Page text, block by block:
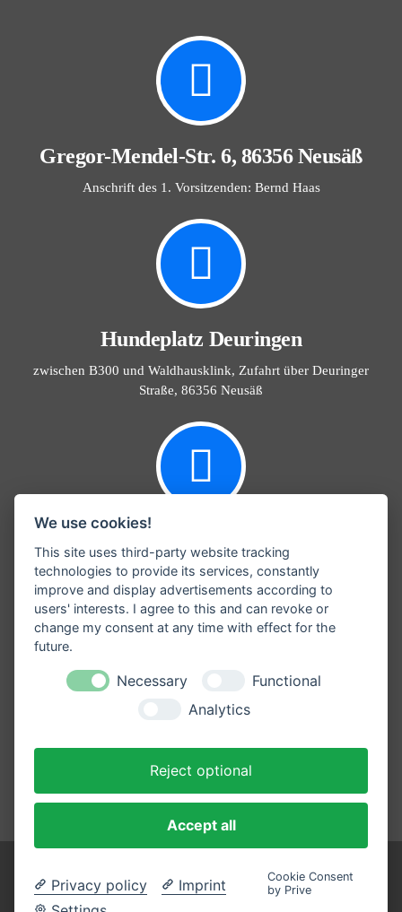
Gregor-Mendel-Str. 6, 86356 Neusäß
Anschrift des 1. Vorsitzenden: Bernd Haas
Hundeplatz Deuringen
zwischen B300 und Waldhausklink, Zufahrt über Deuringer
Straße, 86356 Neusäß
Info@Hundefreunde-Schmuttertal.de
Email
0160 - 2 45 60 68
Copyright © 2026 Hundefreunde-Schmuttertal EV | Powered by
EventPress WordPress Theme
We use cookies!
This site uses third-party website tracking
technologies to provide its services, constantly
improve and display advertisements according to
users' interests. I agree to this and can revoke or
change my consent at any time with effect for the
future.
Necessary
Functional
Analytics
Reject optional
Accept all
Privacy policy
Imprint
Cookie Consent
by Prive